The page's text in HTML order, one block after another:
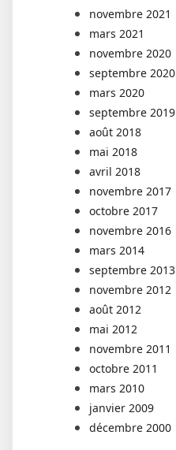
novembre 2021
mars 2021
novembre 2020
septembre 2020
mars 2020
septembre 2019
août 2018
mai 2018
avril 2018
novembre 2017
octobre 2017
novembre 2016
mars 2014
septembre 2013
novembre 2012
août 2012
mai 2012
novembre 2011
octobre 2011
mars 2010
janvier 2009
décembre 2000